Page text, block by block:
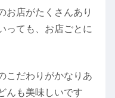
お店がたくさんあり
っても、お店ごとに
こだわりがかなりあ
んも美味しいです